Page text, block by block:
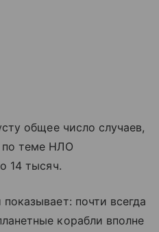
общее число случаев,
по теме НЛО
14 тысяч.
почти всегда
корабли вполне